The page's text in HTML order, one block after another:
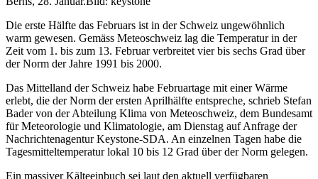
Die erste Hälfte das Februars ist in der Schweiz ungewöhnlich
warm gewesen. Gemäss Meteoschweiz lag die Temperatur in der
Zeit vom 1. bis zum 13. Februar verbreitet vier bis sechs Grad über
der Norm der Jahre 1991 bis 2000.
Das Mittelland der Schweiz habe Februartage mit einer Wärme
erlebt, die der Norm der ersten Aprilhälfte entspreche, schrieb Stefan
Bader von der Abteilung Klima von Meteoschweiz, dem Bundesamt
für Meteorologie und Klimatologie, am Dienstag auf Anfrage der
Nachrichtenagentur Keystone-SDA. An einzelnen Tagen habe die
Tagesmitteltemperatur lokal 10 bis 12 Grad über der Norm gelegen.
Ein massiver Kälteeinbuch sei laut den aktuell verfügbaren